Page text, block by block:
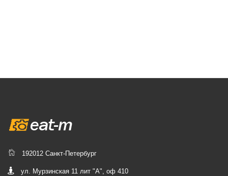
192012 Санкт-Петербург
ул. Мурзинская 11 лит "А", оф 410